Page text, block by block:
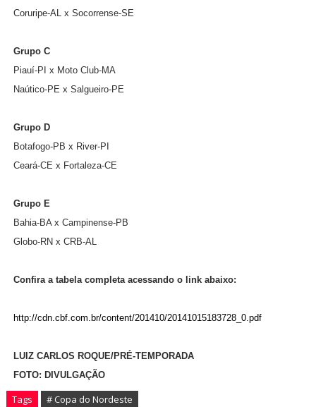
Coruripe-AL x Socorrense-SE
Grupo C
Piauí-PI x Moto Club-MA
Naútico-PE x Salgueiro-PE
Grupo D
Botafogo-PB x River-PI
Ceará-CE x Fortaleza-CE
Grupo E
Bahia-BA x Campinense-PB
Globo-RN x CRB-AL
Confira a tabela completa acessando o link abaixo:
http://cdn.cbf.com.br/content/201410/20141015183728_0.pdf
LUIZ CARLOS ROQUE/PRÉ-TEMPORADA
FOTO: DIVULGAÇÃO
Tags # Copa do Nordeste